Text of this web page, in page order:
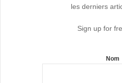
les derniers
Sign up for
Nom